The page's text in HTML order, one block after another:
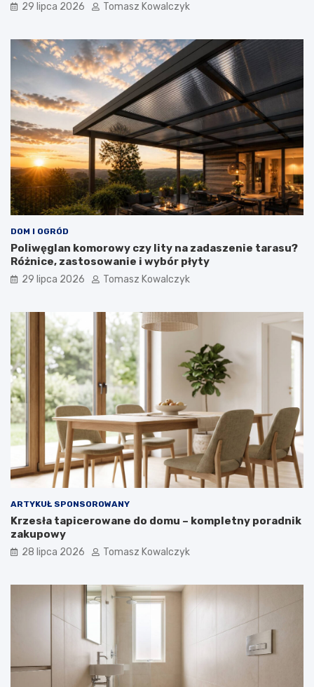
29 lipca 2026 Tomasz Kowalczyk
DOM I OGRÓD
Poliwęglan komorowy czy lity na zadaszenie tarasu?
Różnice, zastosowanie i wybór płyty
29 lipca 2026 Tomasz Kowalczyk
ARTYKUŁ SPONSOROWANY
Krzesła tapicerowane do domu – kompletny poradnik
zakupowy
28 lipca 2026 Tomasz Kowalczyk